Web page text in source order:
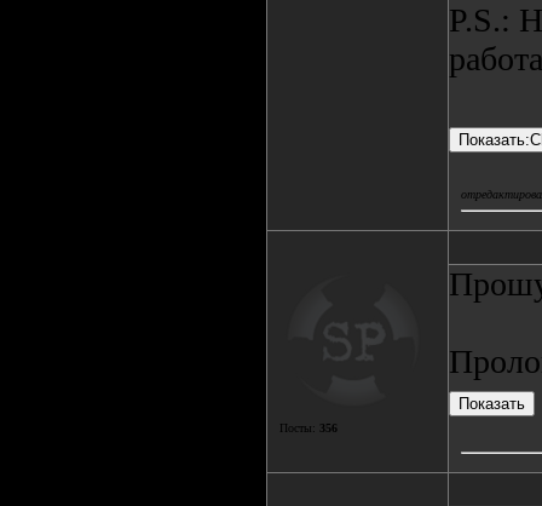
P.S.:
Посты: 356